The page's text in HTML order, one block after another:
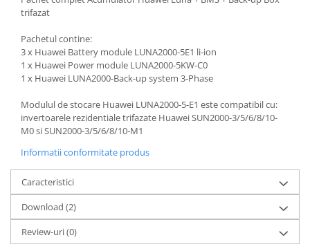
6-12 V
Baterii si acumulatori AGM VRLA
de 6-12 V
Acumulatori Moto, ATV
AGM
Li-Ion
SLA AGM (Sealed Lead Acid)
Tractiune
Marine & Caravan
APC
Pachete acumulatori VRLA
trifazat
Pachetul contine:
3 x Huawei Battery module LUNA2000-5E1 li-ion
1 x Huawei Power module LUNA2000-5KW-C0
1 x Huawei LUNA2000-Back-up system 3-Phase
Modulul de stocare Huawei LUNA2000-5-E1 este compatibil cu:
invertoarele rezidentiale trifazate Huawei SUN2000-3/5/6/8/10-
M0 si SUN2000-3/5/6/8/10-M1
Informatii conformitate produs
Caracteristici
Download (2)
Review-uri(0)